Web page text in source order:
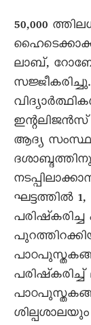
50,000
ലാബ്,
ആദ്യ
ഘട്ടത്തില്‍ 1,
ശില്പശാലയും